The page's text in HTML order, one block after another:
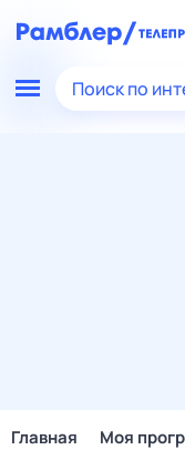
Поиск по
Главная Моя